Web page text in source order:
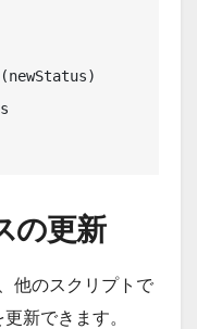
の更新
他のスクリプトで
新できます。